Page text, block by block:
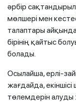
әрбір
мөлшері мен
талаптары
бірінің қайтыс
болады.
Осылайша, ерлі-
жағдайда,
төлемдерін